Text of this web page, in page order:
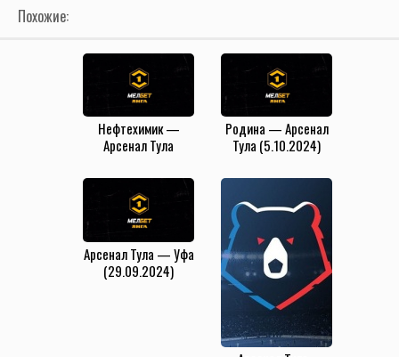
Похожие:
Нефтехимик —
Арсенал Тула
Родина — Арсенал
Тула (5.10.2024)
Арсенал Тула — Уфа
(29.09.2024)